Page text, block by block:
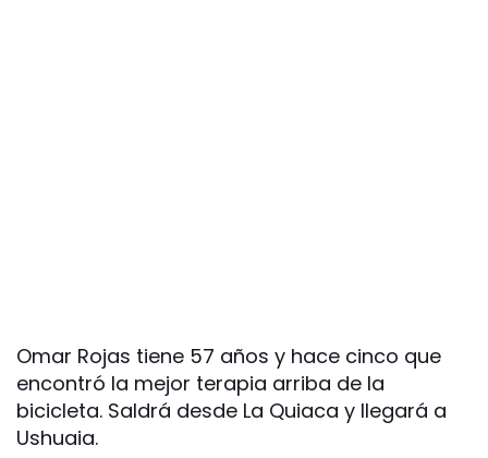
Omar Rojas tiene 57 años y hace cinco que
encontró la mejor terapia arriba de la
bicicleta. Saldrá desde La Quiaca y llegará a
Ushuaia.